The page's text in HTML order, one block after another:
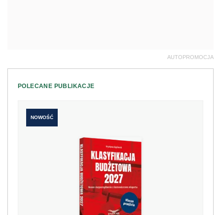
AUTOPROMOCJA
POLECANE PUBLIKACJE
NOWOŚĆ